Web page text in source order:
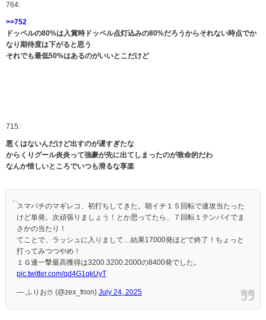
764:
>>752
ドッペルの80%は入賞時ドッペル点灯込みの80%だろうからそれない時点でか
なり期待度は下がると思う
それでも最低50%はあるのがいいとこだけど
715:
悪くはないんだけど出すのが遅すぎたな
からくりグール炎炎って強豪が先に出てしまったのが致命的だわ
なんか惜しいところでいつも滑るな享楽
スマパチのマギレコ、初打ちしてきた。朝イチ１５回転で速攻当たった
けど単発。次頑張りましょう！とか思ってたら、７回転１テンパイでま
さかの当たり！
てことで、ラッシュに入りまして…結果17000発ほどで終了！ちょっと
打ってみつつやめ！
１Ｇ連一撃最高獲得は3200.3200.2000の8400発でした。
pic.twitter.com/qd4G1qkUyT
— ふりお☃️ (@zex_frion) July 24, 2025